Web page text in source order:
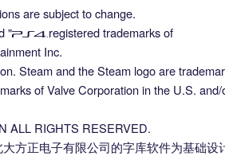
are subject to change.
"
registered trademarks of
Inc.
Steam and the Steam logo are
of Valve Corporation in the U.S. and/
ALL RIGHTS RESERVED.
方正电子有限公司的字库软件为基础设